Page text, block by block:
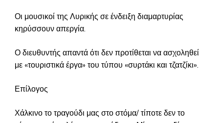
Οι μουσικοί της Λυρικής σε ένδειξη διαμαρτυρίας
κηρύσσουν απεργία.
Ο διευθυντής απαντά ότι δεν προτίθεται να ασχοληθεί
με «τουριστικά έργα» του τύπου «συρτάκι και τζατζίκι».
Επίλογος
Χάλκινο το τραγούδι μας στο στόμα/ τίποτε δεν το